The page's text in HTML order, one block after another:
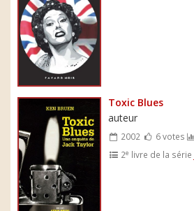
Toxic Blues
auteur
2002 6 votes
2e livre de la série